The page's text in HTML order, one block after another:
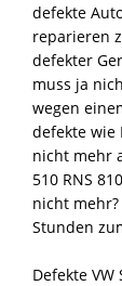
defekte
reparieren
defekter
muss ja
wegen
defekte wie
nicht mehr
510 RNS
nicht
Stunden
Defekte